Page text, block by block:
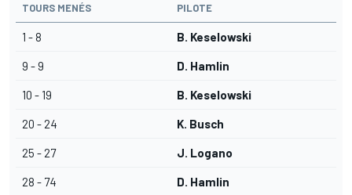
TOURS MENÉS PILOTE
1 - 8 B. Keselowski
9 - 9 D. Hamlin
10 - 19 B. Keselowski
20 - 24 K. Busch
25 - 27 J. Logano
28 - 74 D. Hamlin